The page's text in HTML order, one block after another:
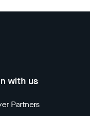
with us
Partners